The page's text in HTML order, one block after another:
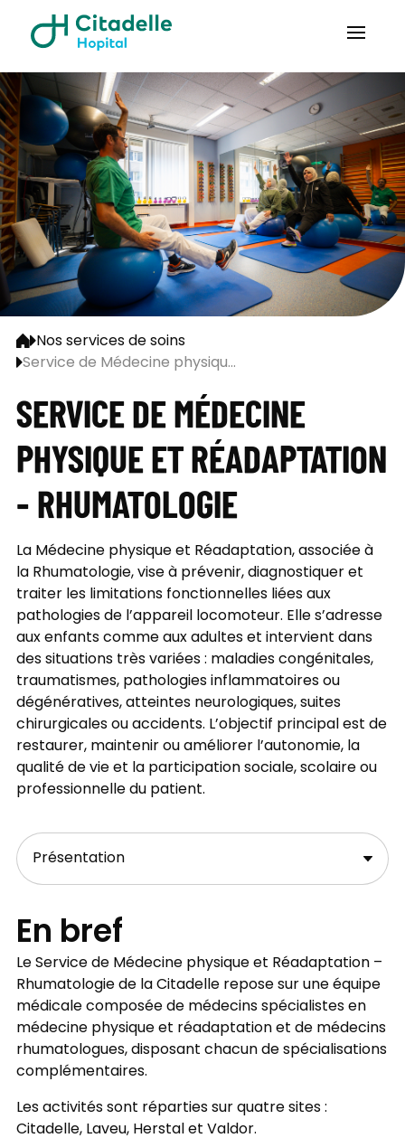
Nos services de soins
Service de Médecine physiqu...
SERVICE DE MÉDECINE
PHYSIQUE ET RÉADAPTATION
- RHUMATOLOGIE
La Médecine physique et Réadaptation, associée à
la Rhumatologie, vise à prévenir, diagnostiquer et
traiter les limitations fonctionnelles liées aux
pathologies de l’appareil locomoteur. Elle s’adresse
aux enfants comme aux adultes et intervient dans
des situations très variées : maladies congénitales,
traumatismes, pathologies inflammatoires ou
dégénératives, atteintes neurologiques, suites
chirurgicales ou accidents. L’objectif principal est de
restaurer, maintenir ou améliorer l’autonomie, la
qualité de vie et la participation sociale, scolaire ou
professionnelle du patient.
En bref
Le Service de Médecine physique et Réadaptation –
Rhumatologie de la Citadelle repose sur une équipe
médicale composée de médecins spécialistes en
médecine physique et réadaptation et de médecins
rhumatologues, disposant chacun de spécialisations
complémentaires.
Les activités sont réparties sur quatre sites :
Citadelle, Laveu, Herstal et Valdor.